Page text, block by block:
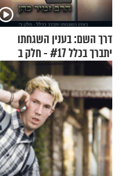
דרך השם: בענין השגחתו
יתברך בכלל #17 - חלק ב